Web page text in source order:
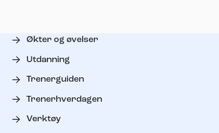
Økter og øvelser
Utdanning
Trenerguiden
Trenerhverdagen
Verktøy